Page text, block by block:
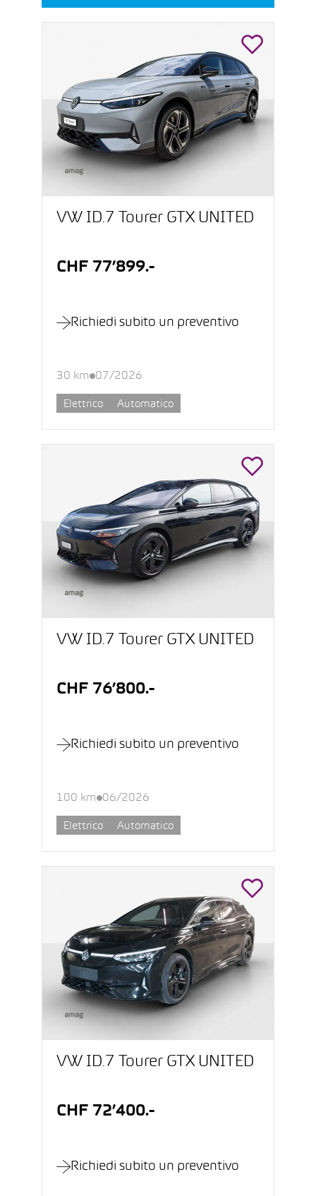
VW ID.7 Tourer GTX UNITED
CHF 77’899.-
Richiedi subito un preventivo
30 km 07/2026
Elettrico Automatico
VW ID.7 Tourer GTX UNITED
CHF 76’800.-
Richiedi subito un preventivo
100 km 06/2026
Elettrico Automatico
VW ID.7 Tourer GTX UNITED
CHF 72’400.-
Richiedi subito un preventivo